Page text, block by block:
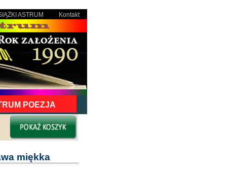
Kontakt
ASTRUM
POEZJA
miękka